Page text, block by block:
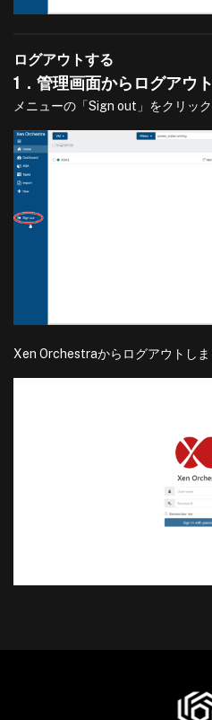
ログアウトする
1．管理画面からログアウ
メニューの「Sign out」をクリック
Xen Orchestraからログアウトしま